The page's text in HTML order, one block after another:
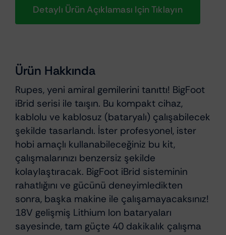
Detaylı Ürün Açıklaması Için Tıklayın
Ürün Hakkında
Rupes, yeni amiral gemilerini tanıttı! BigFoot
iBrid serisi ile taışın. Bu kompakt cihaz,
kablolu ve kablosuz (bataryalı) çalışabilecek
şekilde tasarlandı. İster profesyonel, ister
hobi amaçlı kullanabileceğiniz bu kit,
çalışmalarınızı benzersiz şekilde
kolaylaştıracak. BigFoot iBrid sisteminin
rahatlığını ve gücünü deneyimledikten
sonra, başka makine ile çalışamayacaksınız!
18V gelişmiş Lithium Ion bataryaları
sayesinde, tam güçte 40 dakikalık çalışma